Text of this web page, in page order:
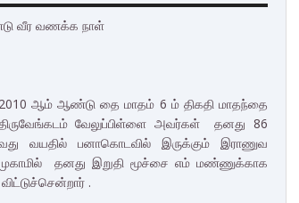
வீர வணக்க நாள்
2010 ஆம் ஆண்டு தை மாதம் 6 ம் திகதி மாதந்தை
வேலுப்பிள்ளை அவர்கள் தனது 86
வயதில் பனாகொடவில் இருக்கும் இராணுவ
தனது இறுதி மூச்சை எம் மண்ணுக்காக
விட்டுச்சென்றார் .